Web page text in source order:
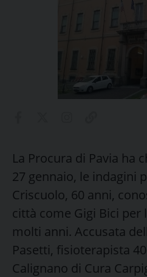
La Procura di Pavia ha
27 gennaio, le indagini
Criscuolo, 60 anni,
città come Gigi Bici per
molti anni. Accusata
Pasetti, fisioterapista
Calignano di Cura